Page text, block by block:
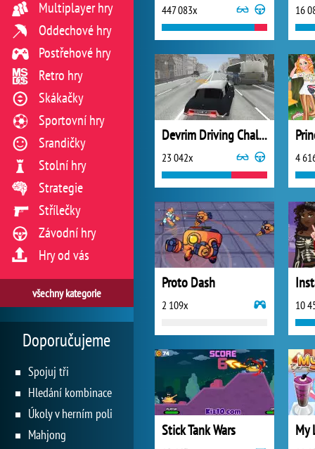
447 083x 16
Devrim Driving Challenges
23 042x 4
Proto Dash
2 109x 10
Stick Tank Wars My
Multiplayer hry
Oddechové hry
Postřehové hry
Retro hry
Skákačky
Sportovní hry
Srandičky
Stolní hry
Strategie
Střílečky
Závodní hry
Hry od vás
všechny kategorie
Doporučujeme
Spojuj tři
Hledání kombinace
Úkoly v herním poli
Mahjong